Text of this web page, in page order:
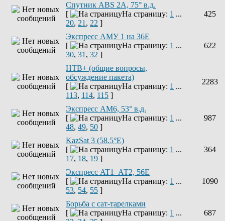
Спутник ABS 2A, 75° в.д.
[
На страницу: 1 ...
20, 21 , 22 ]
425
Экспресс АМУ 1 на 36Е
[
На страницу: 1 ...
30, 31 , 32 ]
622
НТВ+ (общие вопросы,
обсуждение пакета)
[
На страницу: 1 ...
113, 114, 115 ]
2283
Экспресс AM6, 53° в.д.
[
На страницу: 1 ...
48, 49, 50 ]
987
KazSat 3 (58.5°E)
[
На страницу: 1 ...
17, 18, 19 ]
364
Экспресс AT1_АТ2, 56E
[
На страницу: 1 ...
53, 54, 55 ]
1090
Борьба с сат-тарелками
[
На страницу: 1 ...
687